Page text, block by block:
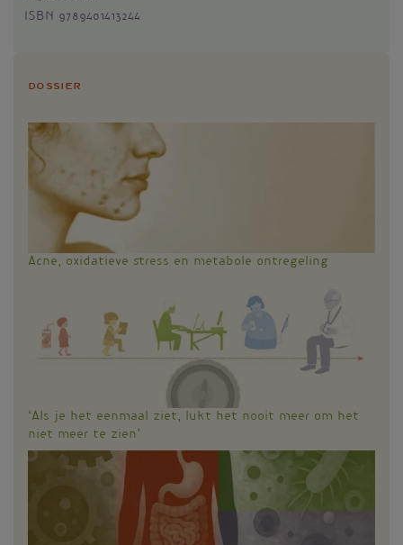
ISBN 9789401413244
Dossier
Acne, oxidatieve stress en metabole ontregeling
‘Als je het eenmaal ziet, lukt het nooit meer om het
niet meer te zien’